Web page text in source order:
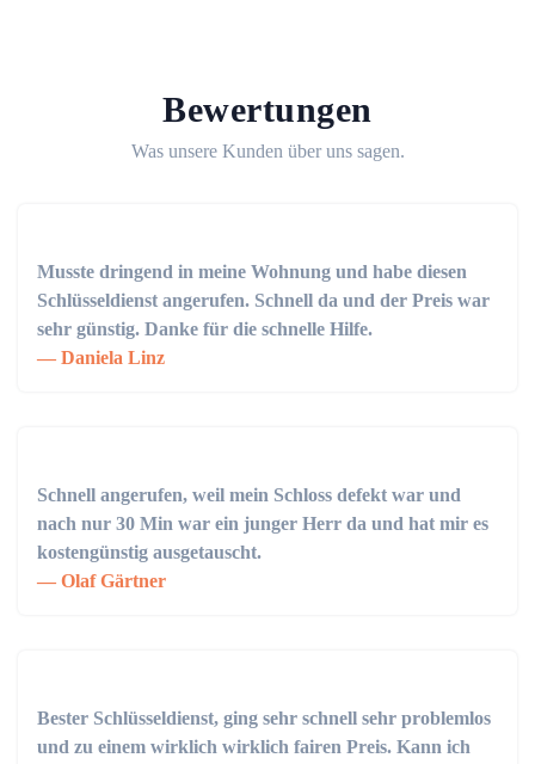
Bewertungen
Was unsere Kunden über uns sagen.
Musste dringend in meine Wohnung und habe diesen
Schlüsseldienst angerufen. Schnell da und der Preis war
sehr günstig. Danke für die schnelle Hilfe.
Daniela Linz
Schnell angerufen, weil mein Schloss defekt war und
nach nur 30 Min war ein junger Herr da und hat mir es
kostengünstig ausgetauscht.
Olaf Gärtner
Bester Schlüsseldienst, ging sehr schnell sehr problemlos
und zu einem wirklich wirklich fairen Preis. Kann ich